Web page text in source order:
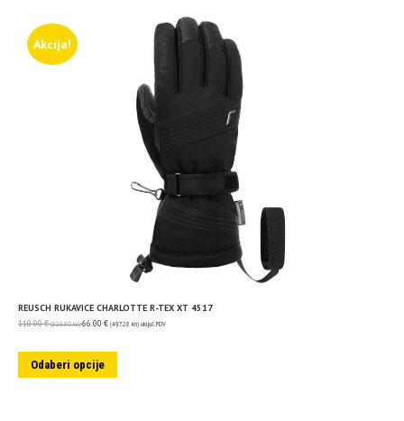
Akcija!
REUSCH RUKAVICE CHARLOTTE R-TEX XT 4517
110.00€ (828.80 kn) 66.00 € (497.28 kn) uključ. PDV
Odaberi opcije